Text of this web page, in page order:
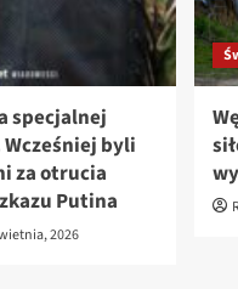
specjalnej
byli
za otrucia
Putina
2026